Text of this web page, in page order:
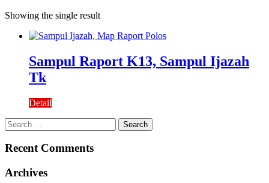
Showing the single result
Sampul Raport K13, Sampul Ijazah
Tk
Detail
Search
for:
Recent Comments
Archives